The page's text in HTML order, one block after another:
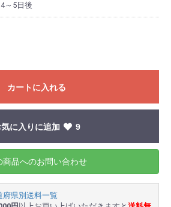
～5日後
カートに入れる
気に入りに追加 9
商品へのお問い合わせ
府県別送料一覧